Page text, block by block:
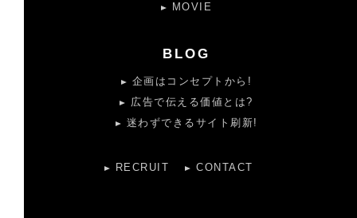
MOVIE
BLOG
企画はコンセプトから!
広告で伝える価値とは?
迷わずできるサイト刷新!
RECRUIT CONTACT